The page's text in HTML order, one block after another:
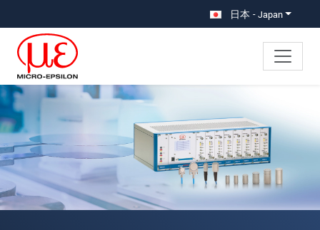
日本 - Japan
×
あなたのリクエスト capaNCDT
6500
名 *